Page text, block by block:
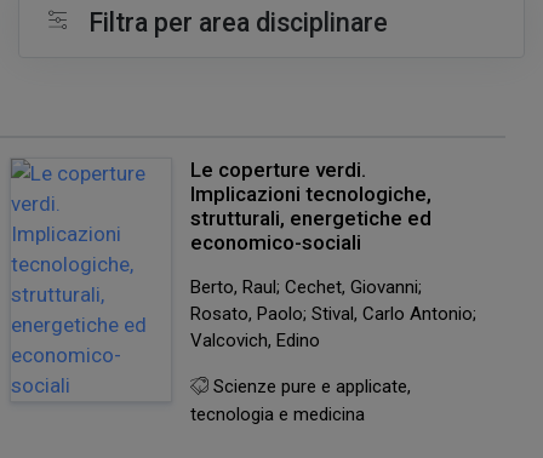
Filtra per area disciplinare
Le coperture verdi.
Implicazioni tecnologiche,
strutturali, energetiche ed
economico-sociali
Berto, Raul; Cechet, Giovanni;
Rosato, Paolo; Stival, Carlo Antonio;
Valcovich, Edino
Scienze pure e applicate,
tecnologia e medicina